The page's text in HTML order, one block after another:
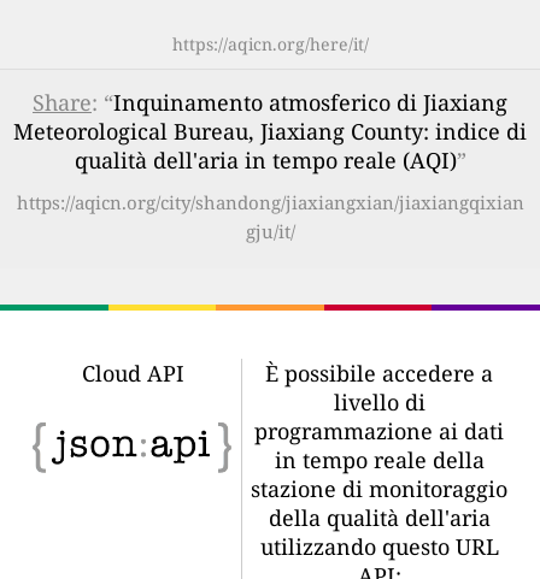
https://aqicn.org/here/it/
Share: “Inquinamento atmosferico di Jiaxiang
Meteorological Bureau, Jiaxiang County: indice di
qualità dell'aria in tempo reale (AQI)”
https://aqicn.org/city/shandong/jiaxiangxian/jiaxiangqixian
gju/it/
Cloud API
È possibile accedere a
livello di
programmazione ai dati
in tempo reale della
stazione di monitoraggio
della qualità dell'aria
utilizzando questo URL